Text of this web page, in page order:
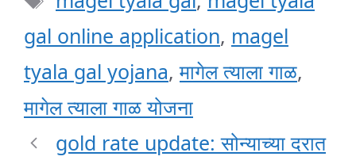
gal online application, magel
tyala gal yojana,मागेल त्याला गाळ,
मागेल त्याला गाळ योजना
gold rate update: सोन्याच्या दरात